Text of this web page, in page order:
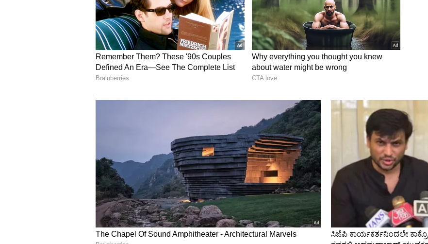
ಜ್ಯೋತಿಷ್ಯಶಾಸ್ತ್ರದ ಪ್ರಕಾರ, ನಿಮ್ಮ ಜಾತಕದಲ್ಲಿ ಚಂದ್ರನು ನೀಚ ಸ್ಥಾನದಲ್ಲಿದ್ದರೂ, ನೀವು ಮುತ್ತುಗಳನ್ನು
ಧರಿಸುವುದನ್ನು ತಪ್ಪಿಸಬೇಕು. ಅಥವಾ ಚಂದ್ರನು ಶನಿಯೊಂದಿಗೆ ನೆಲೆಗೊಂಡಿದ್ದರೂ, ನೀವು ಮುತ್ತುಗಳನ್ನು
ಧರಿಸುವುದನ್ನು ತಪ್ಪಿಸಬೇಕು. ಏಕೆಂದರೆ ಇದರಿಂದ ನೀವು ಮಾನಸಿಕ ಸಮಸ್ಯೆಗಳನ್ನು ಎದುರಿಸಬೇಕಾಗಬಹುದು.